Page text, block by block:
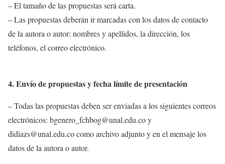
– El tamaño de las propuestas será carta.
– Las propuestas deberán ir marcadas con los datos de contacto
de la autora o autor: nombres y apellidos, la dirección, los
teléfonos, el correo electrónico.
4. Envío de propuestas y fecha límite de presentación
– Todas las propuestas deben ser enviadas a los siguientes correos
electrónicos: bgenero_fchbog@unal.edu.co y
didiazs@unal.edu.co como archivo adjunto y en el mensaje los
datos de la autora o autor.